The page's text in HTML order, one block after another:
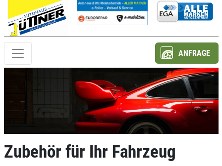
ANFRAGE
Zubehör für Ihr Fahrzeug